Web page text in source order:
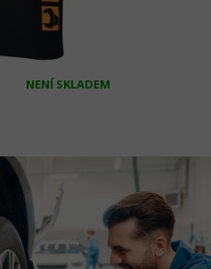
NENÍ SKLADEM